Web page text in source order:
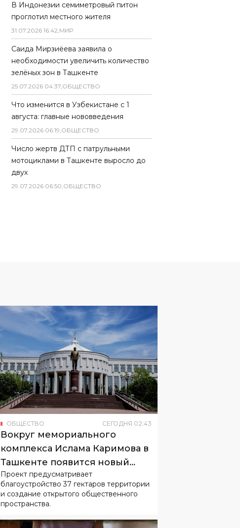
В Индонезии семиметровый питон
проглотил местного жителя
31.07.2026 16:42,МИР
Саида Мирзиёева заявила о
необходимости увеличить количество
зелёных зон в Ташкенте
25.07.2026 04:37,ОБЩЕСТВО
Что изменится в Узбекистане с 1
августа: главные нововведения
29.07.2026 06:19,ОБЩЕСТВО
Число жертв ДТП с патрульными
мотоциклами в Ташкенте выросло до
двух
29.07.2026 06:50,ОБЩЕСТВО
ОБЩЕСТВО СЕГОДНЯ 02:43
Вокруг мемориального
комплекса Ислама Каримова в
Ташкенте появится новый
городской парк
Проект предусматривает
благоустройство 37 гектаров территории
и создание открытого общественного
пространства.